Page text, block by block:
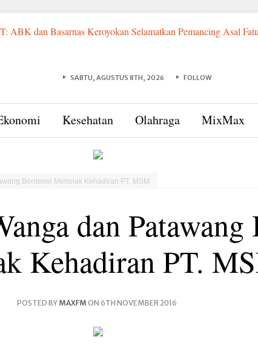
ABK dan Basarnas Keroyokan Selamatkan Pemancing Asal
2027
Evergreen Group Investasi Rp 2,8 Triliun untuk
THR dan Humba Merdeka Festival 2026, UMKM Jadi
SABTU, AGUSTUS 8TH, 2026 FOLLOW
Kesehatan Olahraga MixMax
Berdemo Menolak Kehadiran PT. MSM
dan
Kehadiran PT.
POSTED BY MAXFM ON 6TH NOVEMBER 2016